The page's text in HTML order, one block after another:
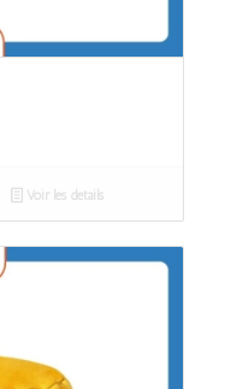
Voir les détails